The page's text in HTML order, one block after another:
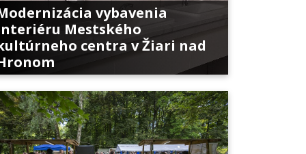
vybavenia
Mestského
centra v Žiari nad